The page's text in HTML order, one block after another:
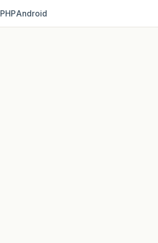
PHPAndroid